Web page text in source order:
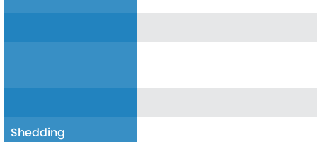
Shedding